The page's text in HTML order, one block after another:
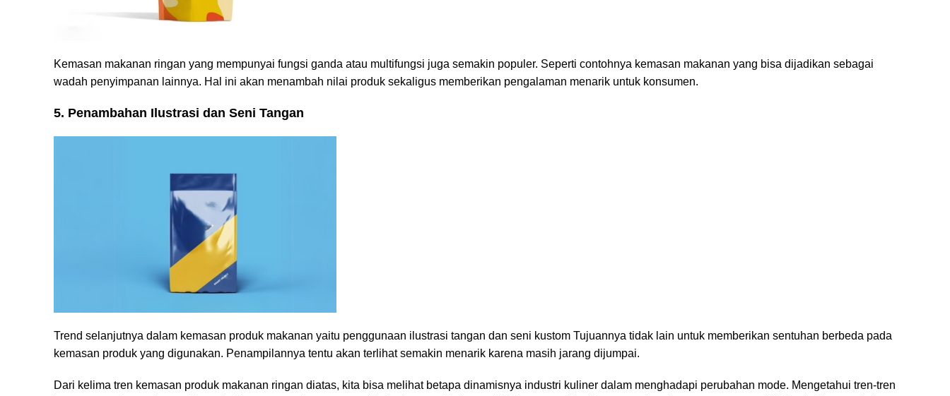
Kemasan makanan ringan yang mempunyai fungsi ganda atau multifungsi juga semakin populer. Seperti contohnya kemasan makanan yang bisa dijadikan sebagai
wadah penyimpanan lainnya. Hal ini akan menambah nilai produk sekaligus memberikan pengalaman menarik untuk konsumen.
5. Penambahan Ilustrasi dan Seni Tangan
Trend selanjutnya dalam kemasan produk makanan yaitu penggunaan ilustrasi tangan dan seni kustom Tujuannya tidak lain untuk memberikan sentuhan berbeda pada
kemasan produk yang digunakan. Penampilannya tentu akan terlihat semakin menarik karena masih jarang dijumpai.
Dari kelima tren kemasan produk makanan ringan diatas, kita bisa melihat betapa dinamisnya industri kuliner dalam menghadapi perubahan mode. Mengetahui tren-tren